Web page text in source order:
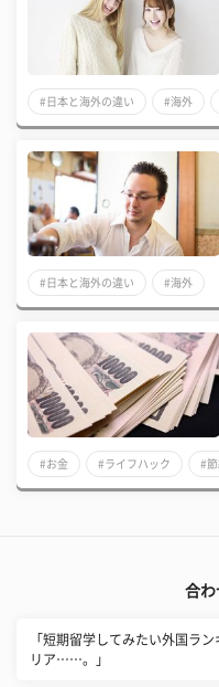
#日本と海外の違い #海外
#日本と海外の違い #海外
#お金 #ライフハック #
合わ
「短期留学してみたい外国ラ
リア……。」